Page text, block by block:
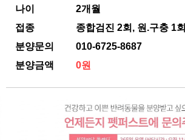
나이
2개월
접종
종합검진 2회, 원.구충 1회
분양문의
010-6725-8687
분양금액
0원